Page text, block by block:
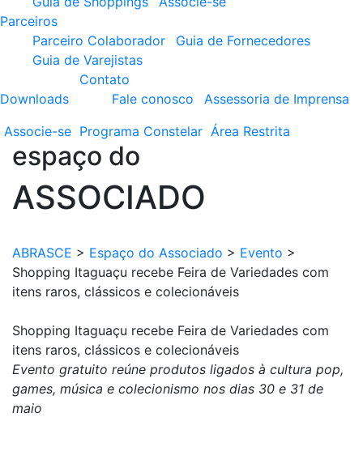
Parceiros
Parceiro Colaborador
Guia de Fornecedores
Guia de Varejistas
Downloads
Contato
Fale conosco
Assessoria de Imprensa
Associe-se Programa Constelar Área Restrita
espaço do
ASSOCIADO
ABRASCE > Espaço do Associado > Evento >
Shopping Itaguaçu recebe Feira de Variedades com
itens raros, clássicos e colecionáveis
Shopping Itaguaçu recebe Feira de Variedades com
itens raros, clássicos e colecionáveis
Evento gratuito reúne produtos ligados à cultura pop,
games, música e colecionismo nos dias 30 e 31 de
maio